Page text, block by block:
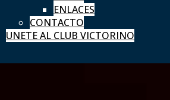
ENLACES
CONTACTO
UNETE AL CLUB VICTORINO